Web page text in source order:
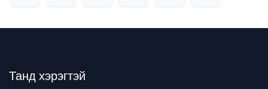
Танд хэрэгтэй